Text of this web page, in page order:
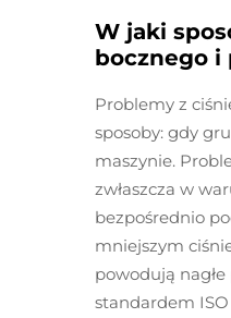
W jaki
bocznego i
Problemy z
sposoby: gdy
maszynie.
zwłaszcza w
bezpośrednio
mniejszym
powodują
standardem